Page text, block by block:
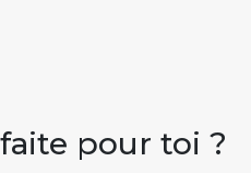
pour toi ?